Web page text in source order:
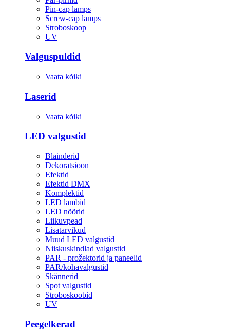
Pin-cap lamps
Screw-cap lamps
Stroboskoop
UV
Valguspuldid
Vaata kõiki
Laserid
Vaata kõiki
LED valgustid
Blainderid
Dekoratsioon
Efektid
Efektid DMX
Komplektid
LED lambid
LED nöörid
Liikuvpead
Lisatarvikud
Muud LED valgustid
Niiskuskindlad valgustid
PAR - prožektorid ja paneelid
PAR/kohavalgustid
Skännerid
Spot valgustid
Stroboskoobid
UV
Peegelkerad